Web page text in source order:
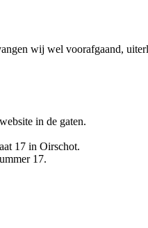
wij wel voorafgaand,
in de gaten.
17 in Oirschot.
17.